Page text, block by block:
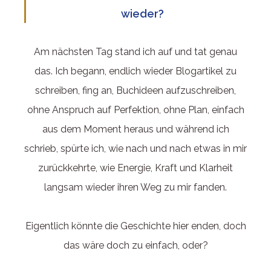
wieder?
Am nächsten Tag stand ich auf und tat genau
das. Ich begann, endlich wieder Blogartikel zu
schreiben, fing an, Buchideen aufzuschreiben,
ohne Anspruch auf Perfektion, ohne Plan, einfach
aus dem Moment heraus und während ich
schrieb, spürte ich, wie nach und nach etwas in mir
zurückkehrte, wie Energie, Kraft und Klarheit
langsam wieder ihren Weg zu mir fanden.
Eigentlich könnte die Geschichte hier enden, doch
das wäre doch zu einfach, oder?